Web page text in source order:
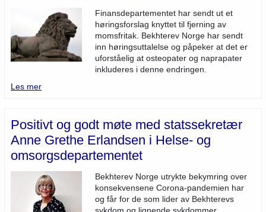
Finansdepartementet har sendt ut et
høringsforslag knyttet til fjerning av
momsfritak. Bekhterev Norge har sendt
inn høringsuttalelse og påpeker at det er
uforståelig at osteopater og naprapater
inkluderes i denne endringen.
Les mer
Positivt og godt møte med statssekretær
Anne Grethe Erlandsen i Helse- og
omsorgsdepartementet
Bekhterev Norge utrykte bekymring over
konsekvensene Corona-pandemien har
og får for de som lider av Bekhterevs